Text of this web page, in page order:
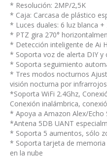
* Resolución: 2MP/2,5K
* Caja: Carcasa de plástico
* Luces duales: 6 luz blanca +
* PTZ gira 270°
* Detección inteligente de Ai
* Soporta voz de alerta DIY y
* Soporta seguimiento
* Tres modos nocturnos
visión nocturna por
*Soporta WiFi 2.4Ghz,
Conexión inalámbrica,
* Apoya a Amazon Alex/Echo
*Antena 5DB UANT
* Soporta 5 aumentos, sólo
* Soporta tarjeta de
en la nube